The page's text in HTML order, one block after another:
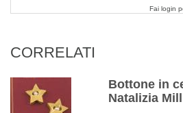
Fai login
CORRELATI
Bottone in
Natalizia Mill